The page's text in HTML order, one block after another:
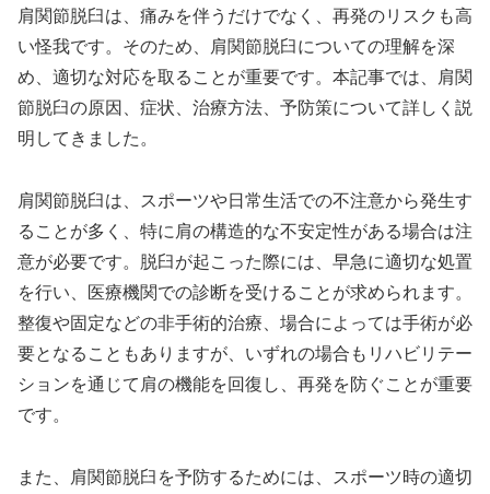
肩関節脱臼は、痛みを伴うだけでなく、再発のリスクも高
い怪我です。そのため、肩関節脱臼についての理解を深
め、適切な対応を取ることが重要です。本記事では、肩関
節脱臼の原因、症状、治療方法、予防策について詳しく説
明してきました。
肩関節脱臼は、スポーツや日常生活での不注意から発生す
ることが多く、特に肩の構造的な不安定性がある場合は注
意が必要です。脱臼が起こった際には、早急に適切な処置
を行い、医療機関での診断を受けることが求められます。
整復や固定などの非手術的治療、場合によっては手術が必
要となることもありますが、いずれの場合もリハビリテー
ションを通じて肩の機能を回復し、再発を防ぐことが重要
です。
また、肩関節脱臼を予防するためには、スポーツ時の適切